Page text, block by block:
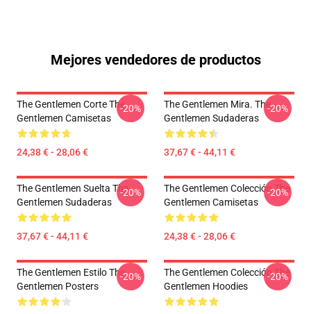
Mejores vendedores de productos
The Gentlemen Corte The
Gentlemen Camisetas
24,38 € - 28,06 €
-20%
The Gentlemen Mira. The
Gentlemen Sudaderas
37,67 € - 44,11 €
-20%
The Gentlemen Suelta The
Gentlemen Sudaderas
37,67 € - 44,11 €
-20%
The Gentlemen Colección The
Gentlemen Camisetas
24,38 € - 28,06 €
-20%
The Gentlemen Estilo The
Gentlemen Posters
-20%
The Gentlemen Colección The
Gentlemen Hoodies
-20%